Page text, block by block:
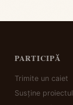
PARTICIPĂ
Trimite un caiet
Susține proiectul